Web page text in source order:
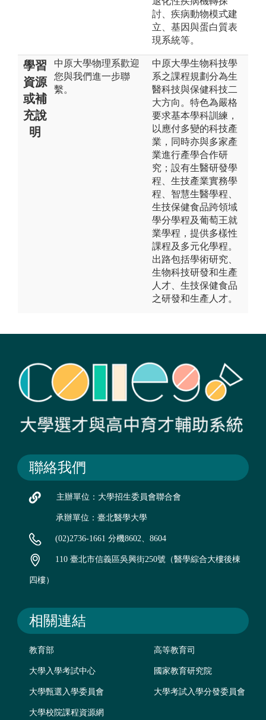
討、疾病動物模式建
立、基因與蛋白質表
現系統等。
學習
資源
或補
充說
明
中原大學物理系歡迎
您與我們進一步聯
繫。
中原大學生物科技學
系之課程規劃分為生
醫科技與保健科技二
大方向。特色為嚴格
要求基本學科訓練，
以應付多變的科技產
業，同時亦與多家產
業進行產學合作研
究；設有生醫研發學
程、生技產業實務學
程、智慧生醫學程、
生技保健食品跨領域
學分學程及葡萄王就
業學程，提供多樣性
課程及多元化學程。
出路包括學術研究、
生物科技研發和生產
人才、生技保健食品
之研發和生產人才。
聯絡我們
主辦單位：大學招生委員會聯合會
承辦單位：臺北醫學大學
(02)2736-1661 分機8602、8604
110 臺北市信義區吳興街250號（醫學綜合大樓後棟
四樓）
相關連結
教育部 高等教育司
大學入學考試中心 國家教育研究院
大學甄選入學委員會 大學考試入學分發委員會
大學校院課程資源網